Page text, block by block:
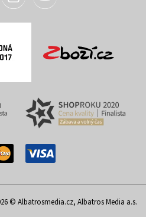
© Albatrosmedia.cz, Albatros Media a.s.